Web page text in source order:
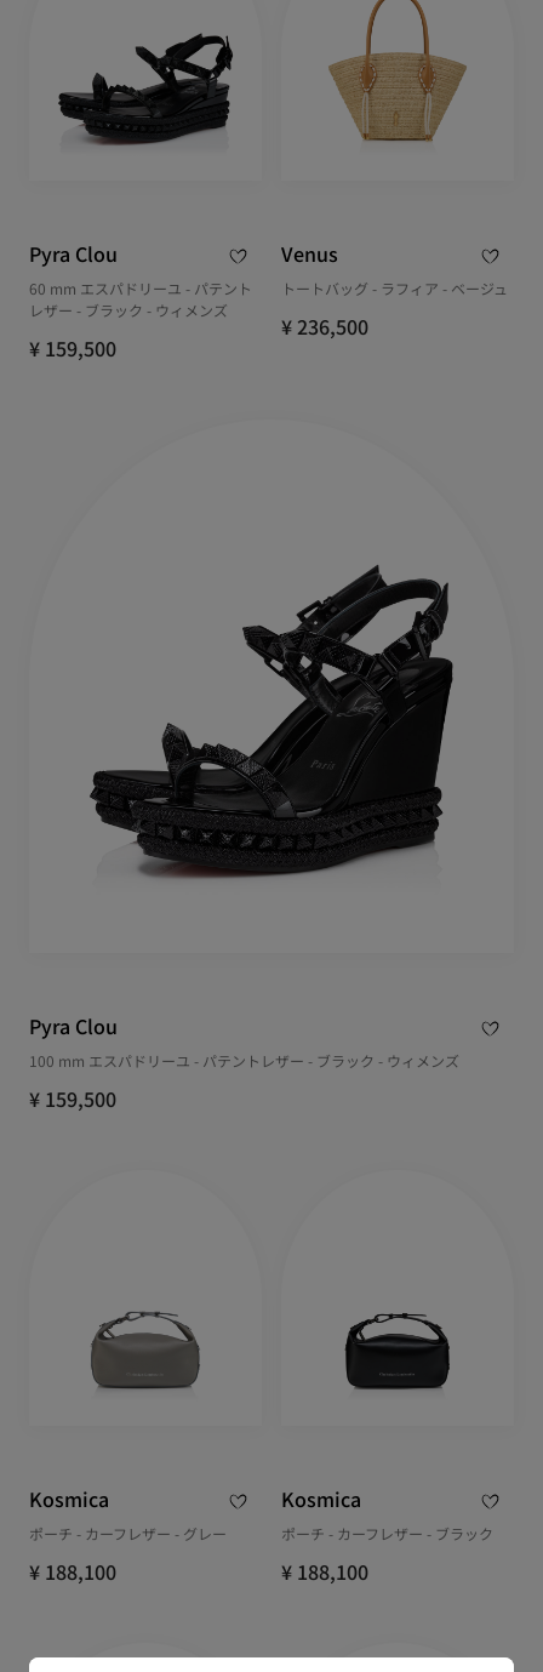
Pyra Clou
60 mm エスパドリーユ - パテント
レザー - ブラック - ウィメンズ
¥ 159,500
Venus
トートバッグ - ラフィア - ベージュ
¥ 236,500
Pyra Clou
100 mm エスパドリーユ - パテントレザー - ブラック - ウィメンズ
¥ 159,500
Kosmica
ポーチ - カーフレザー - グレー
¥ 188,100
Kosmica
ポーチ - カーフレザー - ブラック
¥ 188,100